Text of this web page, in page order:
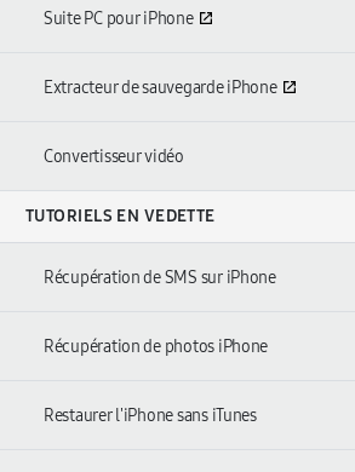
Suite PC pour iPhone
Extracteur de sauvegarde iPhone
Convertisseur vidéo
TUTORIELS EN VEDETTE
Récupération de SMS sur iPhone
Récupération de photos iPhone
Restaurer l'iPhone sans iTunes